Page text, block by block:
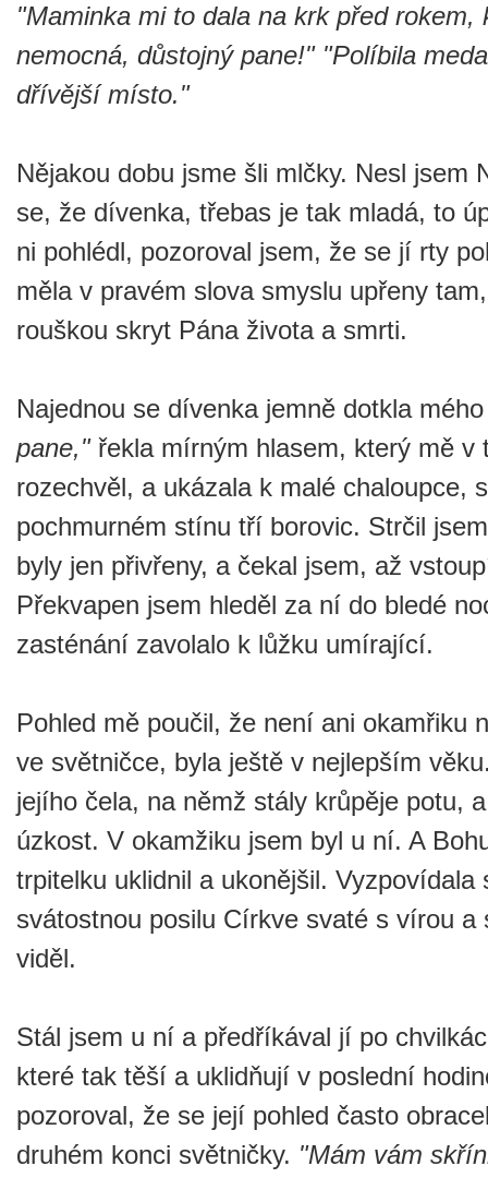
"Maminka mi to dala na krk před rokem,
nemocná, důstojný pane!" "Políbila
dřívější místo."
Nějakou dobu jsme šli mlčky. Nesl jsem
se, že dívenka, třebas je tak mladá, to
ni pohlédl, pozoroval jsem, že se jí rty
měla v pravém slova smyslu upřeny
rouškou skryt Pána života a smrti.
Najednou se dívenka jemně dotkla
pane," řekla mírným hlasem, který mě v
rozechvěl, a ukázala k malé chaloupce,
pochmurném stínu tří borovic. Strčil
byly jen přivřeny, a čekal jsem, až
Překvapen jsem hleděl za ní do bledé
zasténání zavolalo k lůžku umírající.
Pohled mě poučil, že není ani okamřiku
ve světničce, byla ještě v nejlepším
jejího čela, na němž stály krůpěje potu,
úzkost. V okamžiku jsem byl u ní. A
trpitelku uklidnil a ukonějšil. Vyzpovídala
svátostnou posilu Církve svaté s vírou
viděl.
Stál jsem u ní a předříkával jí po
které tak těší a uklidňují v poslední
pozoroval, že se její pohled často
druhém konci světničky. "Mám vám